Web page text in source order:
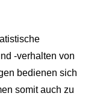
-verhalten von
bedienen sich
somit auch zu